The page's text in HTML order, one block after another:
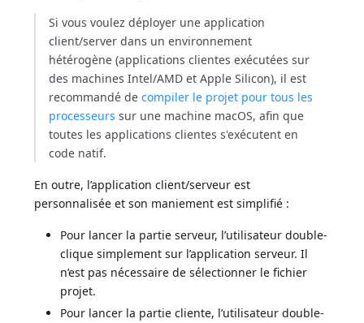
Si vous voulez déployer une application
client/server dans un environnement
hétérogène (applications clientes exécutées sur
des machines Intel/AMD et Apple Silicon), il est
recommandé decompiler le projet pour tous les
processeurs sur une machine macOS, afin que
toutes les applications clientes s'exécutent en
code natif.
En outre, l’application client/serveur est
personnalisée et son maniement est simplifié :
Pour lancer la partie serveur, l’utilisateur double-
clique simplement sur l’application serveur. Il
n’est pas nécessaire de sélectionner le fichier
projet.
Pour lancer la partie cliente, l’utilisateur double-